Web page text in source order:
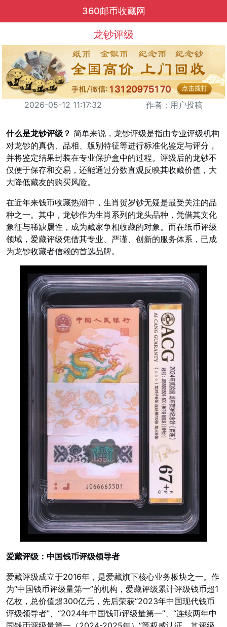
360邮币收藏网
龙钞评级
2026-05-12 11:17:32 作者：用户投稿
什么是龙钞评级？ 简单来说，龙钞评级是指由专业评级机构
对龙钞的真伪、品相、版别特征等进行标准化鉴定与评分，
并将鉴定结果封装在专业保护盒中的过程。评级后的龙钞不
仅便于保存和交易，还能通过分数直观反映其收藏价值，大
大降低藏友的购买风险。
在近年来钱币收藏热潮中，生肖贺岁钞无疑是最受关注的品
种之一。其中，龙钞作为生肖系列的龙头品种，凭借其文化
象征与稀缺属性，成为藏家争相收藏的对象。而在纸币评级
领域，爱藏评级凭借其专业、严谨、创新的服务体系，已成
为龙钞收藏者信赖的首选品牌。
爱藏评级：中国钱币评级领导者
爱藏评级成立于2016年，是爱藏旗下核心业务板块之一。作
为“中国钱币评级量第一”的机构，爱藏评级累计评级钱币超1
亿枚，总价值超300亿元，先后荣获“2023年中国现代钱币
评级领导者”、“2024年中国钱币评级量第一”、“连续两年中